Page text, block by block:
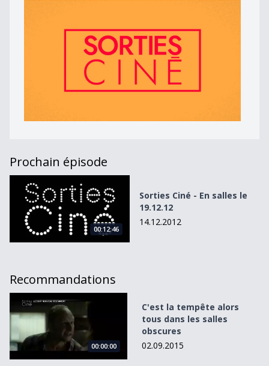
Prochain épisode
Sorties Ciné - En salles le 19.12.12
00:12:46
Sorties Ciné - En salles le
19.12.12
14.12.2012
Recommandations
C&#039;est la tempête alors tous dans les salles obscures
00:00:00
C'est la tempête alors
tous dans les salles
obscures
02.09.2015